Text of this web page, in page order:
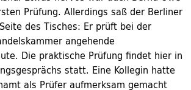
Prüfung. Allerdings saß der Berliner
des Tisches: Er prüft bei der
angehende
Die praktische Prüfung findet hier in
statt. Eine Kollegin hatte
als Prüfer aufmerksam gemacht